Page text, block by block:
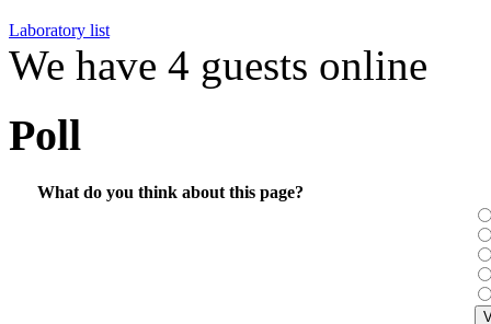
Laboratory list
We have 4 guests online
Poll
What do you think about this page?